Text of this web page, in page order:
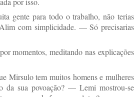
gente para todo o trabalho, não terias
com simplicidade. — Só precisarias
momentos, meditando nas explicações
Mirsulo tem muitos homens e mulheres
da sua povoação? — Lemi mostrou-se